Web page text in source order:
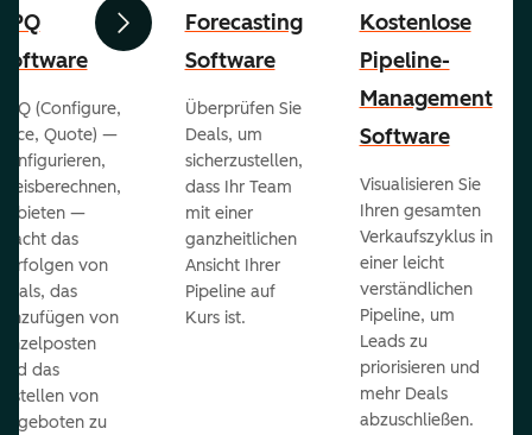
ZurückWeiter
(Configure,
Quote) —
—
das
von
das
von
das
von
zu
Forecasting
Software
Überprüfen Sie
Deals, um
sicherzustellen,
dass Ihr Team
mit einer
ganzheitlichen
Ansicht Ihrer
Pipeline auf
Kurs ist.
Kostenlose
Pipeline-
Management
Software
Visualisieren Sie
Ihren gesamten
Verkaufszyklus in
einer leicht
verständlichen
Pipeline, um
Leads zu
priorisieren und
mehr Deals
abzuschließen.